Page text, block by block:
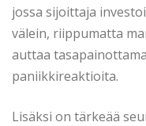
jossa sijoittaja
välein, riippumatta
auttaa
paniikkireaktioita.
Lisäksi on tärkeää